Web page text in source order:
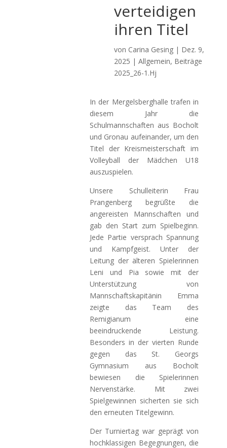
verteidigen
ihren Titel
von Carina Gesing | Dez. 9,
2025 | Allgemein, Beiträge
2025_26-1.Hj
In der Mergelsberghalle trafen in
diesem Jahr die
Schulmannschaften aus Bocholt
und Gronau aufeinander, um den
Titel der Kreismeisterschaft im
Volleyball der Mädchen U18
auszuspielen.
Unsere Schulleiterin Frau
Prangenberg begrüßte die
angereisten Mannschaften und
gab den Start zum Spielbeginn.
Jede Partie versprach Spannung
und Kampfgeist. Unter der
Leitung der älteren Spielerinnen
Leni und Pia sowie mit der
Unterstützung von
Mannschaftskapitänin Emma
zeigte das Team des
Remigianum eine
beeindruckende Leistung.
Besonders in der vierten Runde
gegen das St. Georgs
Gymnasium aus Bocholt
bewiesen die Spielerinnen
Nervenstärke. Mit zwei
Spielgewinnen sicherten sie sich
den erneuten Titelgewinn.
Der Turniertag war geprägt von
hochklassigen Begegnungen, die